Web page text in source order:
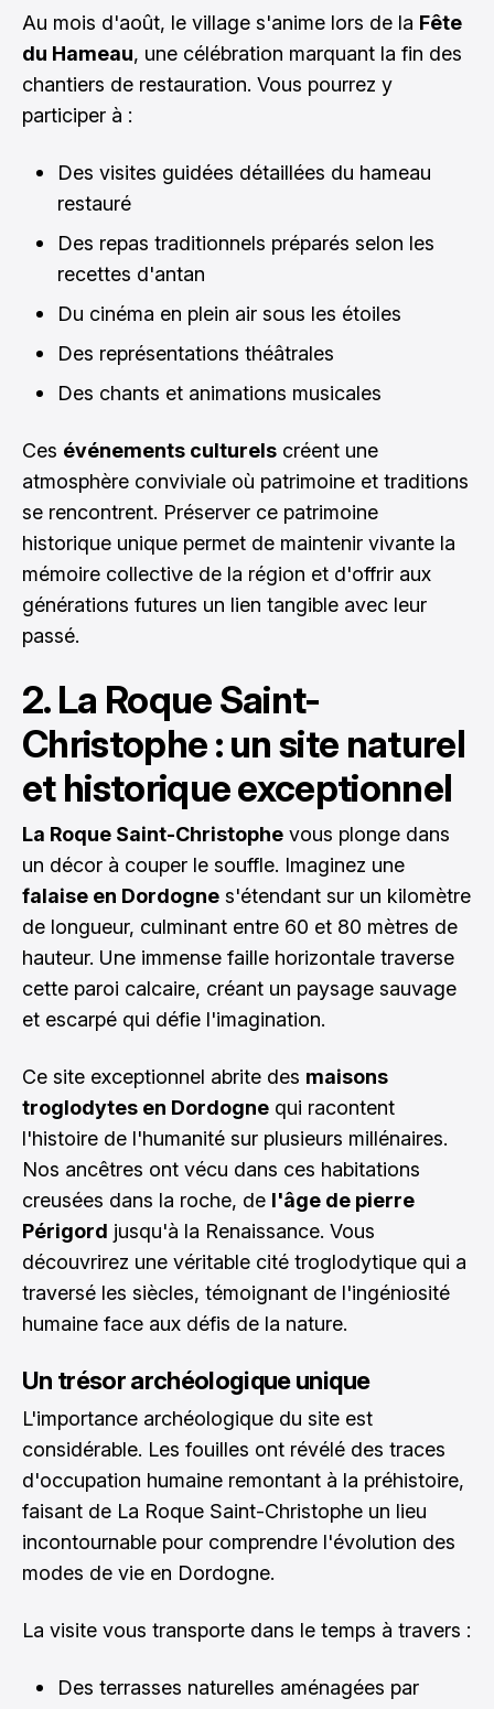
Au mois d'août, le village s'anime lors de la Fête
du Hameau, une célébration marquant la fin des
chantiers de restauration. Vous pourrez y
participer à :
Des visites guidées détaillées du hameau
restauré
Des repas traditionnels préparés selon les
recettes d'antan
Du cinéma en plein air sous les étoiles
Des représentations théâtrales
Des chants et animations musicales
Ces événements culturels créent une
atmosphère conviviale où patrimoine et traditions
se rencontrent. Préserver ce patrimoine
historique unique permet de maintenir vivante la
mémoire collective de la région et d'offrir aux
générations futures un lien tangible avec leur
passé.
2. La Roque Saint-
Christophe : un site naturel
et historique exceptionnel
La Roque Saint-Christophe vous plonge dans
un décor à couper le souffle. Imaginez une
falaise en Dordogne s'étendant sur un kilomètre
de longueur, culminant entre 60 et 80 mètres de
hauteur. Une immense faille horizontale traverse
cette paroi calcaire, créant un paysage sauvage
et escarpé qui défie l'imagination.
Ce site exceptionnel abrite des maisons
troglodytes en Dordogne qui racontent
l'histoire de l'humanité sur plusieurs millénaires.
Nos ancêtres ont vécu dans ces habitations
creusées dans la roche, de l'âge de pierre
Périgord jusqu'à la Renaissance. Vous
découvrirez une véritable cité troglodytique qui a
traversé les siècles, témoignant de l'ingéniosité
humaine face aux défis de la nature.
Un trésor archéologique unique
L'importance archéologique du site est
considérable. Les fouilles ont révélé des traces
d'occupation humaine remontant à la préhistoire,
faisant de La Roque Saint-Christophe un lieu
incontournable pour comprendre l'évolution des
modes de vie en Dordogne.
La visite vous transporte dans le temps à travers :
Des terrasses naturelles aménagées par